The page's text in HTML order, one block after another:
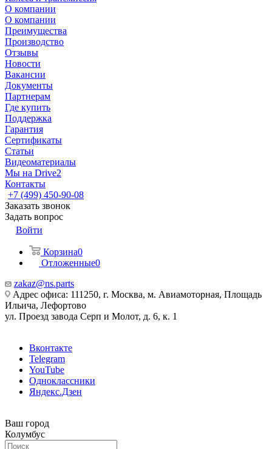
О компании
О компании
Преимущества
Производство
Отзывы
Новости
Вакансии
Документы
Партнерам
Где купить
Поддержка
Гарантия
Сертификаты
Статьи
Видеоматериалы
Мы на Drive2
Контакты
+7 (499) 450-90-08
Заказать звонок
Задать вопрос
Войти
Корзина0
Отложенные0
zakaz@ns.parts
Адрес офиса: 111250, г. Москва, м. Авиамоторная, Площадь
Ильича, Лефортово
ул. Проезд завода Серп и Молот, д. 6, к. 1
Вконтакте
Telegram
YouTube
Одноклассники
Яндекс.Дзен
Ваш город
Колумбус